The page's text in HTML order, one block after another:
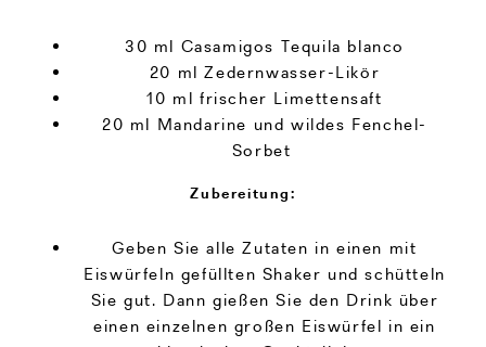
30 ml Casamigos Tequila blanco
20 ml Zedernwasser-Likör
10 ml frischer Limettensaft
20 ml Mandarine und wildes Fenchel-
Sorbet
Zubereitung:
Geben Sie alle Zutaten in einen mit
Eiswürfeln gefüllten Shaker und schütteln
Sie gut. Dann gießen Sie den Drink über
einen einzelnen großen Eiswürfel in ein